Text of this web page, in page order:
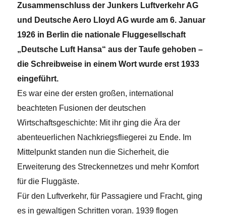
Zusammenschluss der Junkers Luftverkehr AG
und Deutsche Aero Lloyd AG wurde am 6. Januar
1926 in Berlin die nationale Fluggesellschaft
„Deutsche Luft Hansa“ aus der Taufe gehoben –
die Schreibweise in einem Wort wurde erst 1933
eingeführt.
Es war eine der ersten großen, international
beachteten Fusionen der deutschen
Wirtschaftsgeschichte: Mit ihr ging die Ära der
abenteuerlichen Nachkriegsfliegerei zu Ende. Im
Mittelpunkt standen nun die Sicherheit, die
Erweiterung des Streckennetzes und mehr Komfort
für die Fluggäste.
Für den Luftverkehr, für Passagiere und Fracht, ging
es in gewaltigen Schritten voran. 1939 flogen